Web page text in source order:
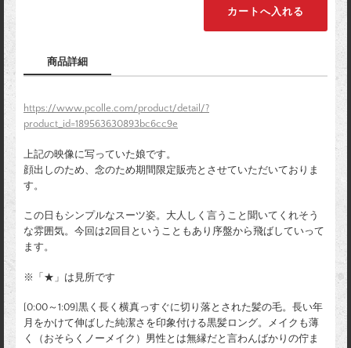
商品詳細
https://www.pcolle.com/product/detail/?
product_id=189563630893bc6cc9e
上記の映像に写っていた娘です。
顔出しのため、念のため期間限定販売とさせていただいておりま
す。
この日もシンプルなスーツ姿。大人しく言うこと聞いてくれそう
な雰囲気。今回は2回目ということもあり序盤から飛ばしていって
ます。
※「★」は見所です
[0:00～1:09]黒く長く横真っすぐに切り落とされた髪の毛。長い年
月をかけて伸ばした純潔さを印象付ける黒髪ロング。メイクも薄
く（おそらくノーメイク）男性とは無縁だと言わんばかりの佇ま